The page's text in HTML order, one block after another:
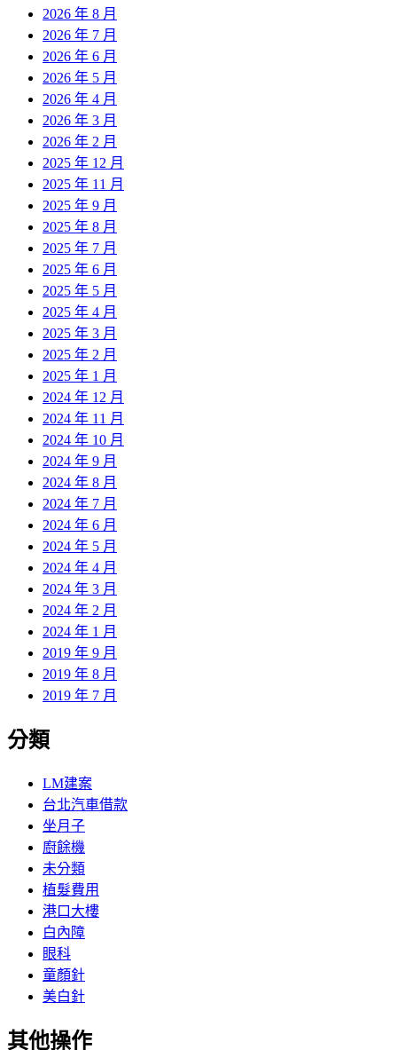
2026 年 8 月
2026 年 7 月
2026 年 6 月
2026 年 5 月
2026 年 4 月
2026 年 3 月
2026 年 2 月
2025 年 12 月
2025 年 11 月
2025 年 9 月
2025 年 8 月
2025 年 7 月
2025 年 6 月
2025 年 5 月
2025 年 4 月
2025 年 3 月
2025 年 2 月
2025 年 1 月
2024 年 12 月
2024 年 11 月
2024 年 10 月
2024 年 9 月
2024 年 8 月
2024 年 7 月
2024 年 6 月
2024 年 5 月
2024 年 4 月
2024 年 3 月
2024 年 2 月
2024 年 1 月
2019 年 9 月
2019 年 8 月
2019 年 7 月
分類
LM建案
台北汽車借款
坐月子
廚餘機
未分類
植髮費用
港口大樓
白內障
眼科
童顏針
美白針
其他操作